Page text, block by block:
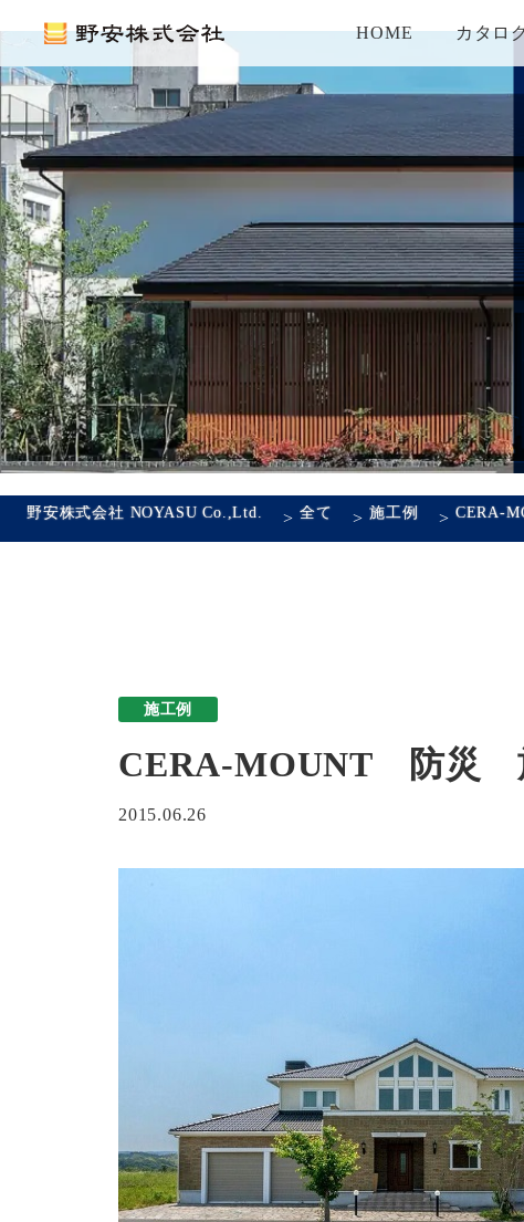
HOME カタロ
野安株式会社 NOYASU Co.,Ltd. >全て >施工例 >
施工例
CERA-MOUNT 防災
2015.06.26